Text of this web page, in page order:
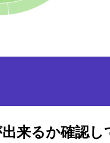
来るか確認